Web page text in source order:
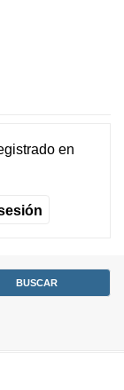
en